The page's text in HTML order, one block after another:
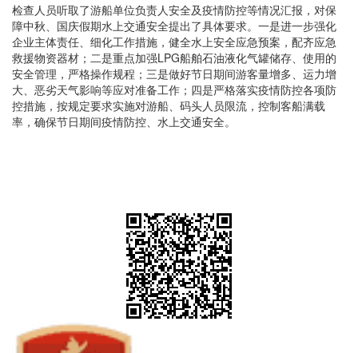
检查人员听取了游船单位负责人安全及疫情防控等情况汇报，对保
障中秋、国庆假期水上交通安全提出了具体要求。一是进一步强化
企业主体责任、细化工作措施，健全水上安全应急预案，配齐应急
救援物资器材；二是重点加强LPG船舶石油液化气罐储存、使用的
安全管理，严格操作规程；三是做好节日期间游客量增多、运力增
大、恶劣天气影响等应对准备工作；四是严格落实疫情防控各项防
控措施，按规定要求实施对游船、码头人员限流，控制客船满载
率，确保节日期间疫情防控、水上交通安全。